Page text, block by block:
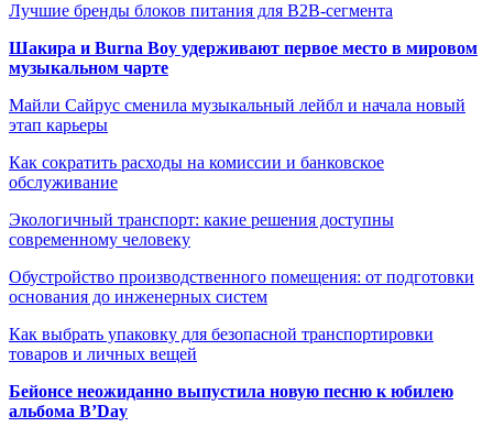
Лучшие бренды блоков питания для B2B-сегмента
Шакира и Burna Boy удерживают первое место в мировом
музыкальном чарте
Майли Сайрус сменила музыкальный лейбл и начала новый
этап карьеры
Как сократить расходы на комиссии и банковское
обслуживание
Экологичный транспорт: какие решения доступны
современному человеку
Обустройство производственного помещения: от подготовки
основания до инженерных систем
Как выбрать упаковку для безопасной транспортировки
товаров и личных вещей
Бейонсе неожиданно выпустила новую песню к юбилею
альбома B’Day